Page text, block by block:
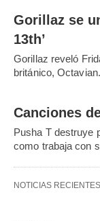
Gorillaz se
13th’
Gorillaz reveló
británico,
Canciones
Pusha T destruye
como trabaja con
NOTICIAS RECIENTES